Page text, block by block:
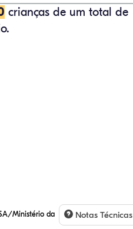
crianças de um total de
Ministério da
Notas Técnicas